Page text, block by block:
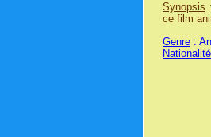
Synopsis
ce film
Genre :
Nationalité